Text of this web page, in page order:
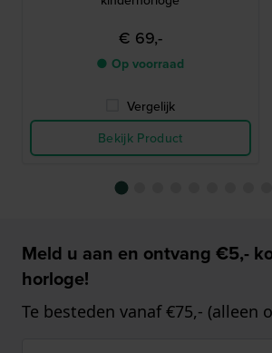
€ 69,-
● Op voorraad
Vergelijk
Bekijk Product
Meld u aan en ontvang €5,-
horloge!
Te besteden vanaf €75,- (alleen